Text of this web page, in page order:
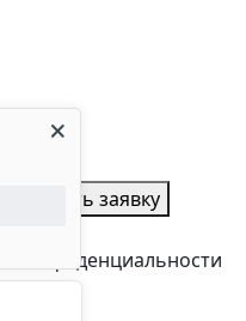
Оставить заявку
конфиденциальности